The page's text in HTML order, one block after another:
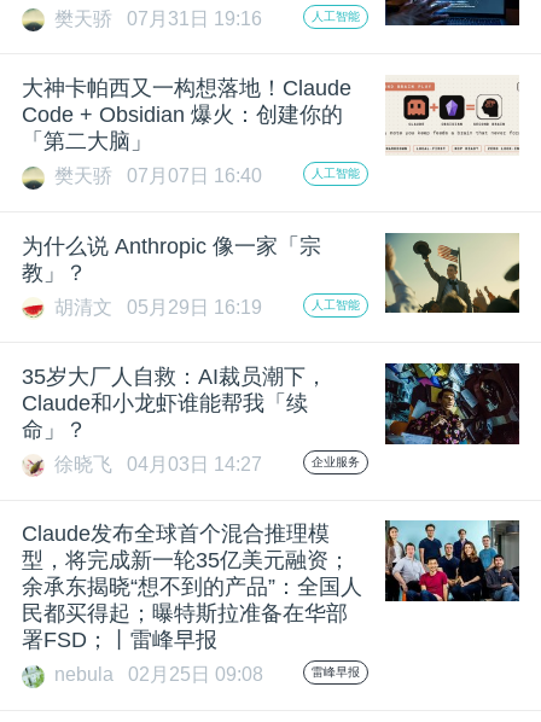
公
开
课
动
中
心
GAIR
樊天骄 07月31日 19:16 人工智能
大神卡帕西又一构想落地！Claude
Code + Obsidian 爆火：创建你的
「第二大脑」
樊天骄 07月07日 16:40 人工智能
为什么说 Anthropic 像一家「宗
教」？
胡清文 05月29日 16:19 人工智能
35岁大厂人自救：AI裁员潮下，
Claude和小龙虾谁能帮我「续
命」？
徐晓飞 04月03日 14:27 企业服务
Claude发布全球首个混合推理模
型，将完成新一轮35亿美元融资；
余承东揭晓“想不到的产品”：全国人
民都买得起；曝特斯拉准备在华部
署FSD；丨雷峰早报
nebula 02月25日 09:08 雷峰早报